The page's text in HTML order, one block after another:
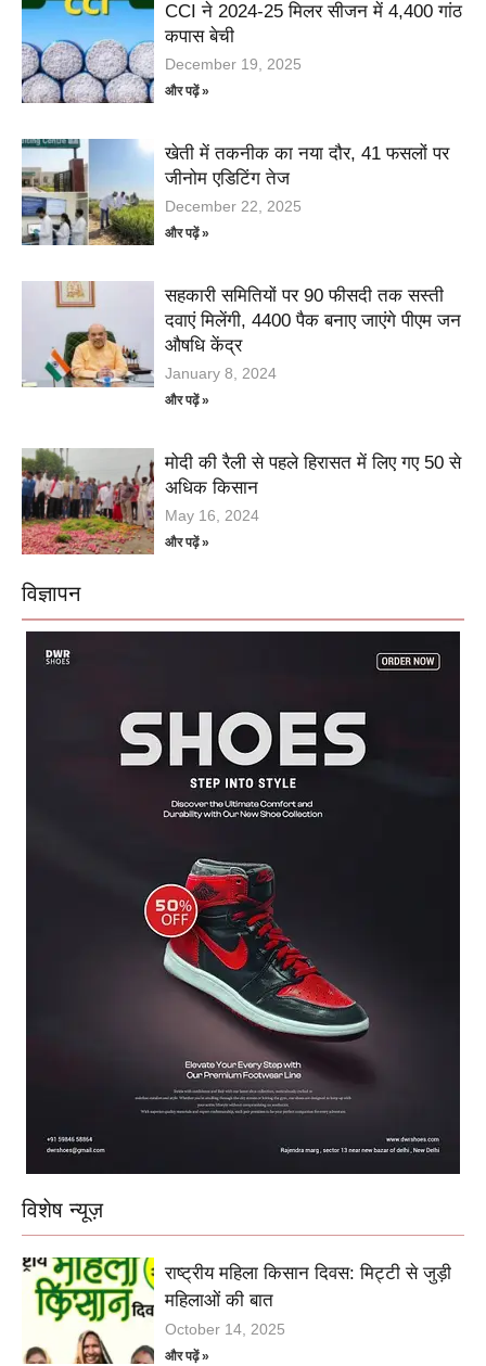
CCI ने 2024-25 मिलर सीजन में 4,400 गांठ
कपास बेची
December 19, 2025
और पढ़ें »
खेती में तकनीक का नया दौर, 41 फसलों पर
जीनोम एडिटिंग तेज
December 22, 2025
और पढ़ें »
सहकारी समितियों पर 90 फीसदी तक सस्ती
दवाएं मिलेंगी, 4400 पैक बनाए जाएंगे पीएम जन
औषधि केंद्र
January 8, 2024
और पढ़ें »
मोदी की रैली से पहले हिरासत में लिए गए 50 से
अधिक किसान
May 16, 2024
और पढ़ें »
विज्ञापन
विशेष न्यूज़
राष्ट्रीय महिला किसान दिवस: मिट्टी से जुड़ी
महिलाओं की बात
October 14, 2025
और पढ़ें »